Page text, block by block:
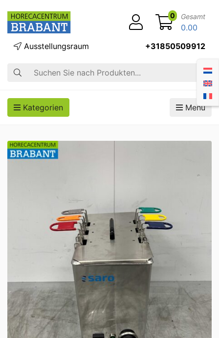
Suche
Ausstellungsraum +31850509912
0 Gesamt
0.00
Kategorien Menü